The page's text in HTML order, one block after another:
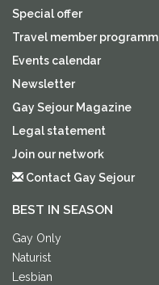
Special offer
Travel member programm
Events calendar
Newsletter
Gay Sejour Magazine
Legal statement
Join our network
Contact Gay Sejour
BEST IN SEASON
Gay Only
Naturist
Lesbian